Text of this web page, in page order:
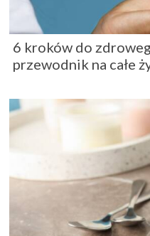
6 kroków do
przewodnik na całe